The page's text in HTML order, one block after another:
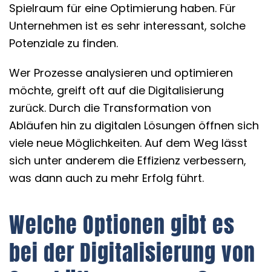
Spielraum für eine Optimierung haben. Für
Unternehmen ist es sehr interessant, solche
Potenziale zu finden.
Wer Prozesse analysieren und optimieren
möchte, greift oft auf die Digitalisierung
zurück. Durch die Transformation von
Abläufen hin zu digitalen Lösungen öffnen sich
viele neue Möglichkeiten. Auf dem Weg lässt
sich unter anderem die Effizienz verbessern,
was dann auch zu mehr Erfolg führt.
Welche Optionen gibt es
bei der Digitalisierung von